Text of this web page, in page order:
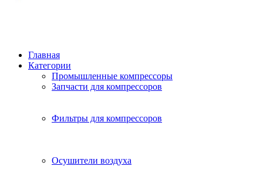
Главная
Категории
Промышленные компрессоры
Запчасти для компрессоров
Фильтры для компрессоров
Осушители воздуха